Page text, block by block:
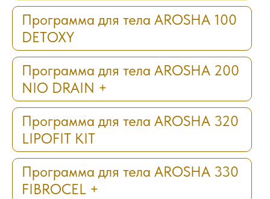
Программа для тела AROSHA 100
DETOXY
Программа для тела AROSHA 200
NIO DRAIN +
Программа для тела AROSHA 320
LIPOFIT KIT
Программа для тела AROSHA 330
FIBROCEL +